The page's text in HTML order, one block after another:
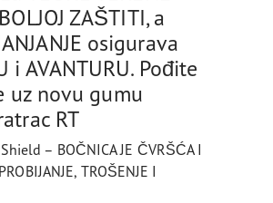
ZAŠTITI, a
osigurava
i AVANTURU. Pođite
uz novu gumu
RT
– BOČNICA JE ČVRŠĆA I
TROŠENJE I